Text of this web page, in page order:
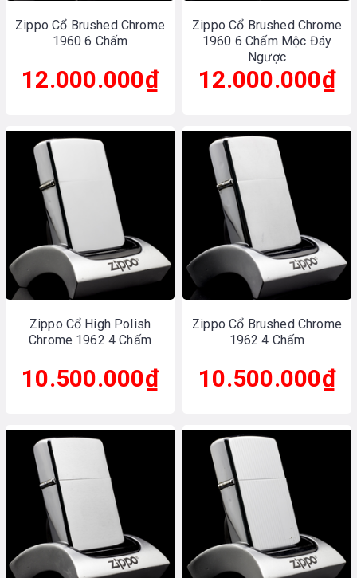
Zippo Cổ Brushed Chrome
1960 6 Chấm
12.000.000₫
Zippo Cổ Brushed Chrome
1960 6 Chấm Mộc Đáy
Ngược
12.000.000₫
Zippo Cổ High Polish
Chrome 1962 4 Chấm
10.500.000₫
Zippo Cổ Brushed Chrome
1962 4 Chấm
10.500.000₫